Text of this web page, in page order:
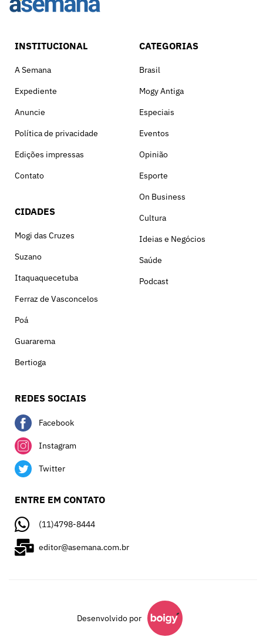
INSTITUCIONAL
A Semana
Expediente
Anuncie
Política de privacidade
Edições impressas
Contato
CIDADES
Mogi das Cruzes
Suzano
Itaquaquecetuba
Ferraz de Vasconcelos
Poá
Guararema
Bertioga
CATEGORIAS
Brasil
Mogy Antiga
Especiais
Eventos
Opinião
Esporte
On Business
Cultura
Ideias e Negócios
Saúde
Podcast
REDES SOCIAIS
Facebook
Instagram
Twitter
ENTRE EM CONTATO
(11)4798-8444
editor@asemana.com.br
Desenvolvido por